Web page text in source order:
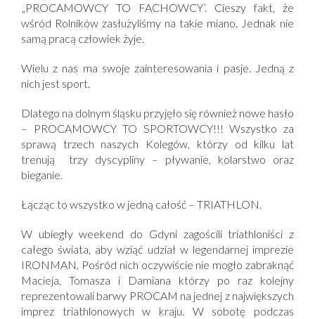
„PROCAMOWCY TO FACHOWCY’. Cieszy fakt, że
wśród Rolników zasłużyliśmy na takie miano. Jednak nie
samą pracą człowiek żyje.
Wielu z nas ma swoje zainteresowania i pasje. Jedną z
nich jest sport.
Dlatego na dolnym śląsku przyjęło się również nowe hasło
– PROCAMOWCY TO SPORTOWCY!!! Wszystko za
sprawą trzech naszych Kolegów, którzy od kilku lat
trenują trzy dyscypliny – pływanie, kolarstwo oraz
bieganie.
Łącząc to wszystko w jedną całość – TRIATHLON.
W ubiegły weekend do Gdyni zagościli triathloniści z
całego świata, aby wziąć udział w legendarnej imprezie
IRONMAN. Pośród nich oczywiście nie mogło zabraknąć
Macieja, Tomasza i Damiana którzy po raz kolejny
reprezentowali barwy PROCAM na jednej z największych
imprez triathlonowych w kraju. W sobotę podczas